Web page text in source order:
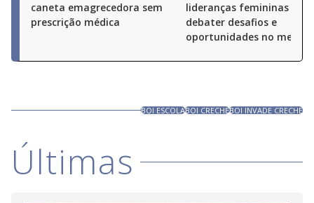
caneta emagrecedora sem
prescrição médica
lideranças femininas para
debater desafios e
oportunidades no
BOI ESCOLABOI CRECHEBOI INVADE CRECHE
Últimas